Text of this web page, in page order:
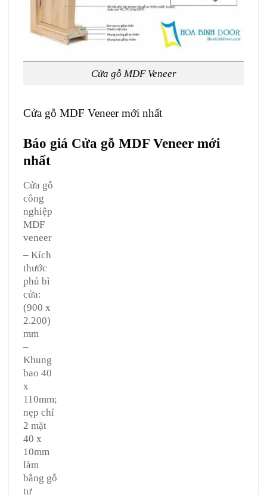
Cửa gỗ MDF Veneer
Cửa gỗ MDF Veneer mới nhất
Báo giá Cửa gỗ MDF Veneer mới
nhất
Cửa gỗ
công
nghiệp
MDF
veneer
– Kích
thước
phủ bì
cửa:
(900 x
2.200)
mm
–
Khung
bao 40
x
110mm;
nẹp chỉ
2 mặt
40 x
10mm
làm
bằng gỗ
tự